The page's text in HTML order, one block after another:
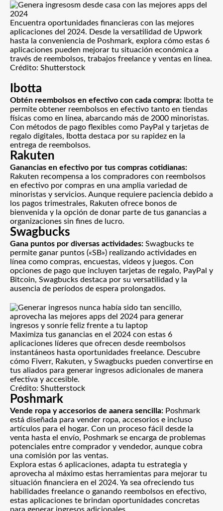
Encuentra oportunidades financieras con las mejores
aplicaciones del 2024. Desde la versatilidad de Upwork
hasta la conveniencia de Poshmark, explora cómo estas 6
aplicaciones pueden mejorar tu situación económica a
través de reembolsos, trabajos freelance y ventas en línea.
Crédito: Shutterstock
Ibotta
Obtén reembolsos en efectivo con cada compra: Ibotta te
permite obtener reembolsos en efectivo tanto en tiendas
físicas como en línea, abarcando más de 2000 minoristas.
Con métodos de pago flexibles como PayPal y tarjetas de
regalo digitales, Ibotta destaca por su rapidez en la
entrega de reembolsos.
Rakuten
Ganancias en efectivo por tus compras cotidianas:
Rakuten recompensa a los compradores con reembolsos
en efectivo por compras en una amplia variedad de
minoristas y servicios. Aunque requiere paciencia debido a
los pagos trimestrales, Rakuten ofrece bonos de
bienvenida y la opción de donar parte de tus ganancias a
organizaciones sin fines de lucro.
Swagbucks
Gana puntos por diversas actividades: Swagbucks te
permite ganar puntos («SB») realizando actividades en
línea como compras, encuestas, videos y juegos. Con
opciones de pago que incluyen tarjetas de regalo, PayPal y
Bitcoin, Swagbucks destaca por su versatilidad y la
ausencia de períodos de espera prolongados.
Maximiza tus ganancias en el 2024 con estas 6
aplicaciones líderes que ofrecen desde reembolsos
instantáneos hasta oportunidades freelance. Descubre
cómo Fiverr, Rakuten, y Swagbucks pueden convertirse en
tus aliados para generar ingresos adicionales de manera
efectiva y accesible.
Crédito: Shutterstock
Poshmark
Vende ropa y accesorios de aanera sencilla: Poshmark
está diseñada para vender ropa, accesorios e incluso
artículos para el hogar. Con un proceso fácil desde la
venta hasta el envío, Poshmark se encarga de problemas
potenciales entre comprador y vendedor, aunque cobra
una comisión por las ventas.
Explora estas 6 aplicaciones, adapta tu estrategia y
aprovecha al máximo estas herramientas para mejorar tu
situación financiera en el 2024. Ya sea ofreciendo tus
habilidades freelance o ganando reembolsos en efectivo,
estas aplicaciones te brindan oportunidades concretas